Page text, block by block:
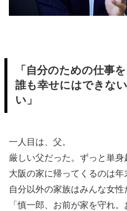
「自分のための仕事
誰も幸せにはできな
い」
一人目は、父。
厳しい父だった。ずっと単身
大阪の家に帰ってくるのは年
自分以外の家族はみんな女性
「慎一郎、お前が家を守れ